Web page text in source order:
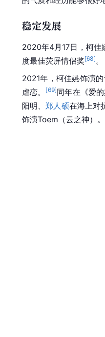
稳定发展
2020年4月17日，柯佳
度最佳荧屏情侣奖[68]。
2021年，柯佳嬿饰演
虐恋。
[69]同年在《爱
阳明、郑人硕在海上对
饰演Toem（云之神）。